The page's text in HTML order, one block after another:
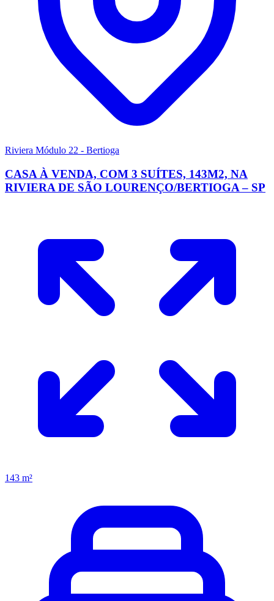
Riviera Módulo 22 - Bertioga
CASA À VENDA, COM 3 SUÍTES, 143M2, NA
RIVIERA DE SÃO LOURENÇO/BERTIOGA – SP
143 m²